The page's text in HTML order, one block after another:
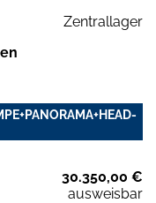
Zentrallager
30.350,00 €
ausweisbar